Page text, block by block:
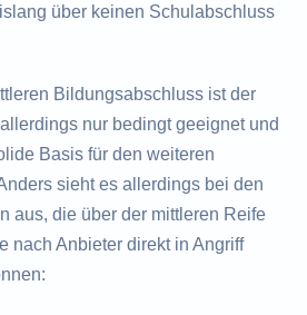
über keinen Schulabschluss
Bildungsabschluss ist der
nur bedingt geeignet und
Basis für den weiteren
sieht es allerdings bei den
aus, die über der mittleren Reife
nach Anbieter direkt in Angriff